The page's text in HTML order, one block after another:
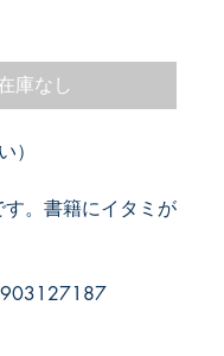
庫なし
）
す。書籍にイタミが